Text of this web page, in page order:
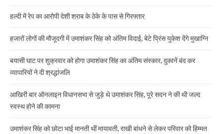
हल्दी में रेप का आरोपी देशी शराब के ठेके के पास से गिरफ्तार
हजारों लोगों की मौजूदगी में उमाशंकर सिंह को अंतिम विदाई, बेटे प्रिंस युकेश देंगे मुखाग्नि
बयासी घाट पर शुक्रवार को होगा उमाशंकर सिंह का अंतिम संस्कार, दुकानें बंद कर
व्यापारियों ने दी श्रद्धांजलि
आखिरी बार ऑनलाइन विधानसभा से जुड़े थे उमाशंकर सिंह, पूरे सदन ने की थी जल्द
स्वस्थ होने की कामना
उमाशंकर सिंह को छोटा भाई मानती थीं मायावती, राखी बांधने से लेकर परिवार को हिम्मत